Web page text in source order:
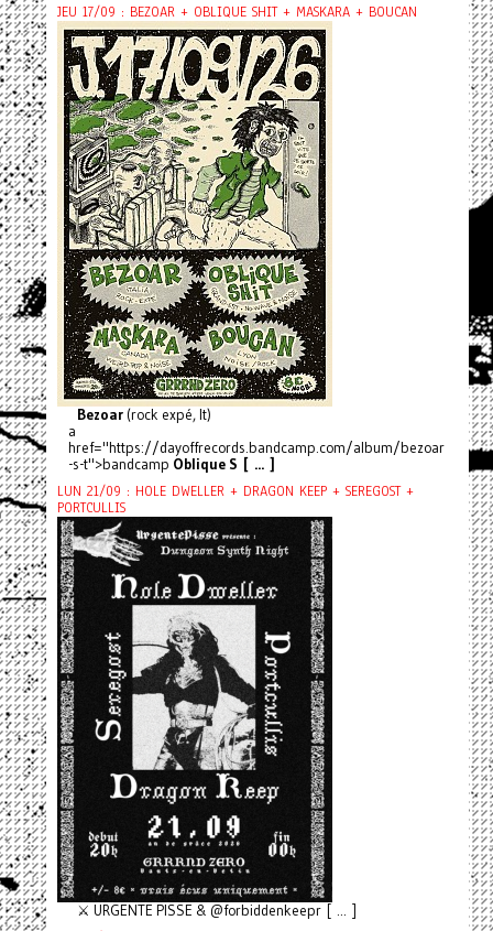
JEU 17/09 : BEZOAR + OBLIQUE SHIT + MASKARA + BOUCAN
Bezoar(rock expé, It)
a
href="https://dayoffrecords.bandcamp.com/album/bezoar
-s-t">bandcamp Oblique S [ ... ]
LUN 21/09 : HOLE DWELLER + DRAGON KEEP + SEREGOST +
PORTCULLIS
⚔️ URGENTE PISSE & @forbiddenkeepr [ ... ]